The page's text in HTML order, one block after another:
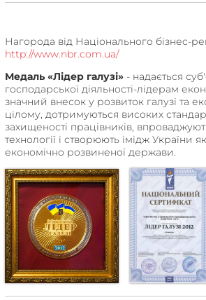
Нагорода від Національного бізнес-
http://www.nbr.com.ua/
Медаль «Лідер галузі» - надається
господарської діяльності-лідерам
значний внесок у розвиток галузі та
цілому, дотримуються високих
захищеності працівників,
технології і створюють імідж України
економічно розвиненої держави.